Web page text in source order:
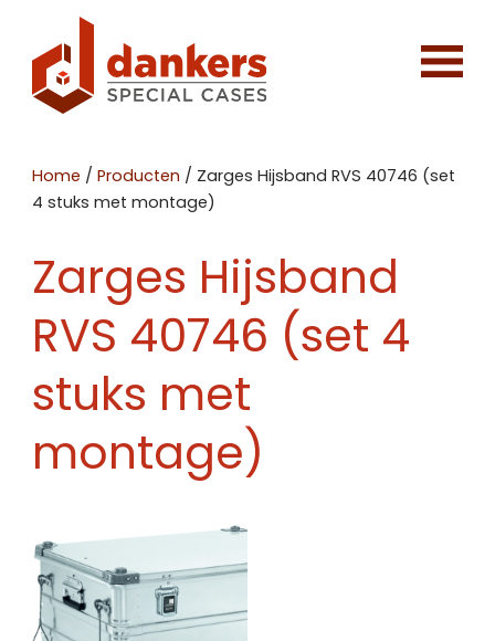
Home /Producten / Zarges Hijsband RVS 40746 (set
4 stuks met montage)
Zarges Hijsband
RVS 40746 (set 4
stuks met
montage)